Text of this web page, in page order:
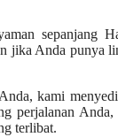
sepanjang
jika Anda punya
kami
perjalanan
terlibat.